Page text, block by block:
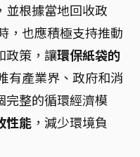
並根據當地回收政
，也應積極支持推動
政策，讓環保紙袋的
有產業界、政府和消
完整的循環經濟模
性能 ，減少環境負